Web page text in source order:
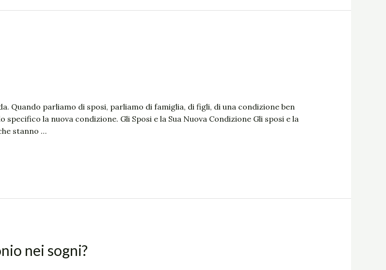
Quando parliamo di sposi, parliamo di famiglia, di figli, di una condizione ben
la nuova condizione. Gli Sposi e la Sua Nuova Condizione Gli sposi e la
stanno …
nei sogni?